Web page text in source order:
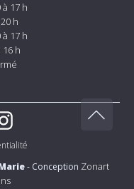
17 h
h
17 h
16 h
- Conception Zonart